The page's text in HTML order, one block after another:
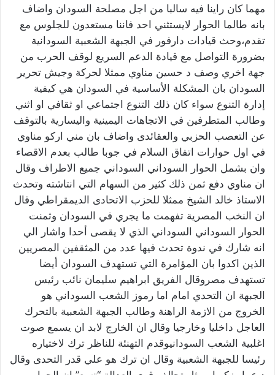
مهما كان راينا فيه سالبا من اجل مصلحة السودان واضاف
بانه طالما الحوار لايستثني احد فاننا مستعدون للجلوس مع
تقدم،وحث قيادات دارفور في الجبهة الشعبية السودانية
بضرورة التواصل مع قيادة الدعم السريع لوقف الحرب من
جهة اخري وصف د حسين مناوي ممثلا لحركة وجيش تحرير
السودان بان المشكلة الأساسية في السودان هي كيفية
إدارة التنوع سواء كان ذلك التنوع اجتماعي او ثقافي او اثني
وطالب المتطرفين في الاتجاهات اليمينية واليسارية بالتوقف
عن التعصب الحزبي والعقائدى واضاف بان مني اركو مناوي
في اول حوارات اتفاق السلام في جوبا طالب بعدم الاقصاء
وان بشمل الحوار السوداني السوداني جميع الاطراف وقال
ان مناوي دفع ثمن ذلك كثير من السهام التي انتاشته وتحدث
الاستاذ خالد الشيخ ممثلا للحزب الاتحادى الديمقراطي وقال
ان النخب المصرية تفهمت ما يجري في السودان وثمنت
الحوار السوداني السوداني الذي لا يقصى أحدا واشار الي
انه شارك في ندوة تحدث فيها عدد من المثقفين المصريين
الذين اكدوا بان المؤامرة التي تستهدف السودان أيضا
تستهدف مصروقال الفريق ابراهيم سليمان نائب رئيس
الجبهة ان التحدي امام اما رموز الشعب السوداني هو
الخروج من الازمة الراهنة وطالب الجبهة الشعبية بالتحرك
العاجل داخليا وخارجيا وقال ان الخارج لابد ان يسمع صوت
اغلبية الشعب السودانيوقدم التهنئة للناظر ترك لاختياره
رئيسا للجبهة الشعبية وقال ان ترك هو علي قدر التحدى وقال